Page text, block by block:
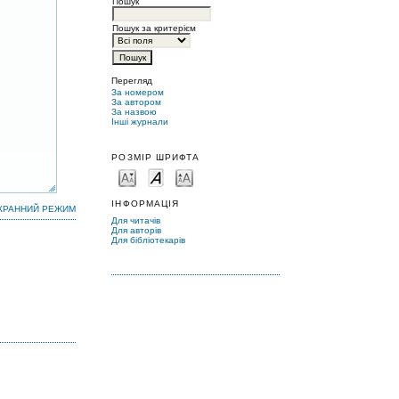
Пошук за критерієм
Перегляд
За номером
За автором
За назвою
Інші журнали
РОЗМІР ШРИФТА
ІНФОРМАЦІЯ
Для читачів
Для авторів
Для бібліотекарів
РЕЖИМ